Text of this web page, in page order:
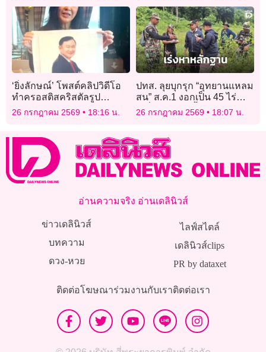
‘ยิ่งลักษณ์’ โพสต์คลิปวิดีโอ
ทำครอสติสคริสตัลรูป
‘ทักษิณ’ พร้อมอวยพรวันเกิด
26 กรกฎาคม 2569 18:16 น.
ปทส. ลุยบุกรุก “อุทยานแหลม
สน” ส.ค.1 งอกเป็น 45 ไร่
เปลี่ยนมือ 5 ครั้ง ตกอยู่ในมือ
นายทุน
26 กรกฎาคม 2569 18:07 น.
อ่านความจริง อ่านเดลินิวส์
ข่าวเดลินิวส์
บทความ
ดวง-หวย
ไลฟ์สไตล์
เดลินิวส์clips
PR by dataxet
ติดต่อโฆษณาร่วมงานกับเราติดต่อเรา